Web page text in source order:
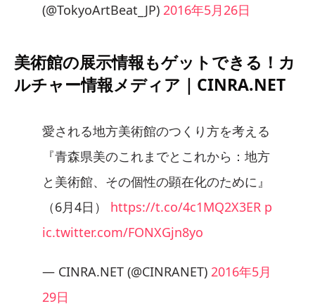
(@TokyoArtBeat_JP) 2016年5月26日
美術館の展示情報もゲットできる！カ
ルチャー情報メディア｜CINRA.NET
愛される地方美術館のつくり方を考える
『青森県美のこれまでとこれから：地方
と美術館、その個性の顕在化のために』
（6月4日） https://t.co/4c1MQ2X3ER p
ic.twitter.com/FONXGjn8yo
— CINRA.NET (@CINRANET) 2016年5月
29日